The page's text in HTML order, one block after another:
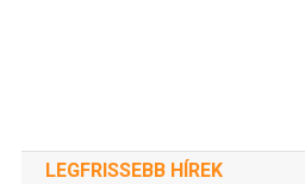
LEGFRISSEBB HÍREK